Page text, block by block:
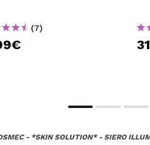
(7)
- *SKIN SOLUTION* - SIERO